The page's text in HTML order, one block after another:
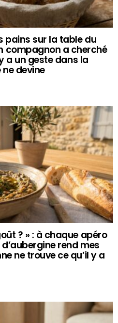
pains sur la table du
compagnon a cherché
a un geste dans la
devine
? » : à chaque apéro
rend mes
ne trouve ce qu’il y a